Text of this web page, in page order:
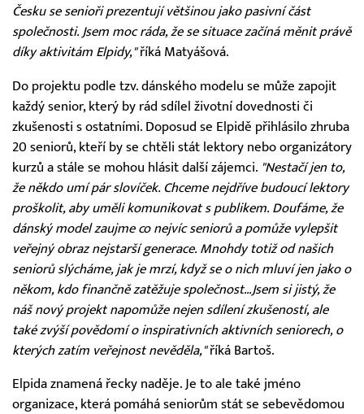
Česku se senioři prezentují většinou jako pasivní část
společnosti. Jsem moc ráda, že se situace začíná měnit právě
díky aktivitám Elpidy,"říká Matyášová.
Do projektu podle tzv. dánského modelu se může zapojit
každý senior, který by rád sdílel životní dovednosti či
zkušenosti s ostatními. Doposud se Elpidě přihlásilo zhruba
20 seniorů, kteří by se chtěli stát lektory nebo organizátory
kurzů a stále se mohou hlásit další zájemci. "Nestačí jen to,
že někdo umí pár slovíček. Chceme nejdříve budoucí lektory
proškolit, aby uměli komunikovat s publikem. Doufáme, že
dánský model zaujme co nejvíc seniorů a pomůže vylepšit
veřejný obraz nejstarší generace. Mnohdy totiž od našich
seniorů slýcháme, jak je mrzí, když se o nich mluví jen jako o
někom, kdo finančně zatěžuje společnost…Jsem si jistý, že
náš nový projekt napomůže nejen sdílení zkušeností, ale
také zvýší povědomí o inspirativních aktivních seniorech, o
kterých zatím veřejnost nevěděla,"říká Bartoš.
Elpida znamená řecky naděje. Je to ale také jméno
organizace, která pomáhá seniorům stát se sebevědomou